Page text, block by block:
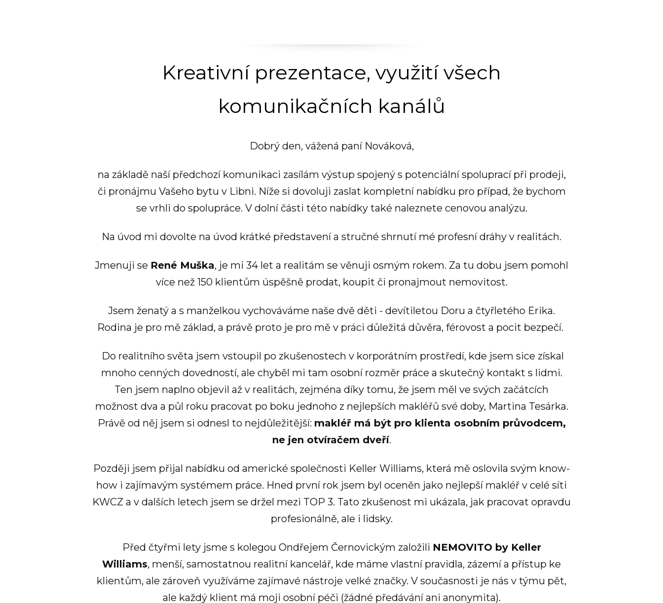
Kreativní prezentace, využití všech
komunikačních kanálů
Dobrý den, vážená paní Nováková,
na základě naší předchozí komunikaci zasílám výstup spojený s potenciální spoluprací při prodeji,
či pronájmu Vašeho bytu v Libni. Níže si dovoluji zaslat kompletní nabídku pro případ, že bychom
se vrhli do spolupráce. V dolní části této nabídky také naleznete cenovou analýzu.
Na úvod mi dovolte na úvod krátké představení a stručné shrnutí mé profesní dráhy v realitách.
Jmenuji se René Muška, je mi 34 let a realitám se věnuji osmým rokem. Za tu dobu jsem pomohl
více než 150 klientům úspěšně prodat, koupit či pronajmout nemovitost.
Jsem ženatý a s manželkou vychováváme naše dvě děti - devítiletou Doru a čtyřletého Erika.
Rodina je pro mě základ, a právě proto je pro mě v práci důležitá důvěra, férovost a pocit bezpečí.
Do realitního světa jsem vstoupil po zkušenostech v korporátním prostředí, kde jsem sice získal
mnoho cenných dovedností, ale chyběl mi tam osobní rozměr práce a skutečný kontakt s lidmi.
Ten jsem naplno objevil až v realitách, zejména díky tomu, že jsem měl ve svých začátcích
možnost dva a půl roku pracovat po boku jednoho z nejlepších makléřů své doby, Martina Tesárka.
Právě od něj jsem si odnesl to nejdůležitější: makléř má být pro klienta osobním průvodcem,
ne jen otvíračem dveří.
Později jsem přijal nabídku od americké společnosti Keller Williams, která mě oslovila svým know-
how i zajímavým systémem práce. Hned první rok jsem byl oceněn jako nejlepší makléř v celé síti
KWCZ a v dalších letech jsem se držel mezi TOP 3. Tato zkušenost mi ukázala, jak pracovat opravdu
profesionálně, ale i lidsky.
Před čtyřmi lety jsme s kolegou Ondřejem Černovickým založili NEMOVITO by Keller
Williams, menší, samostatnou realitní kancelář, kde máme vlastní pravidla, zázemí a přístup ke
klientům, ale zároveň využíváme zajímavé nástroje velké značky. V současnosti je nás v týmu pět,
ale každý klient má moji osobní péči (žádné předávání ani anonymita).